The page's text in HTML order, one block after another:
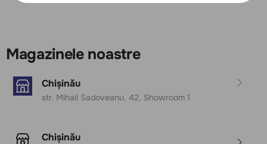
Magazinele noastre
Chișinău
str. Mihail Sadoveanu, 42, Showroom 1
Chișinău